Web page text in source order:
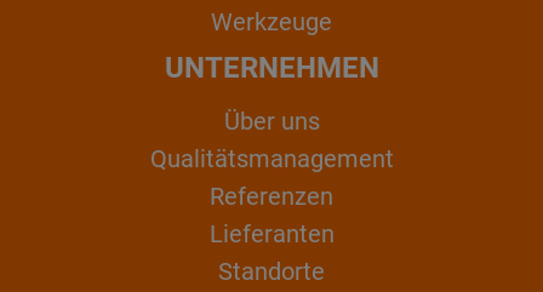
Werkzeuge
UNTERNEHMEN
Über uns
Qualitätsmanagement
Referenzen
Lieferanten
Standorte